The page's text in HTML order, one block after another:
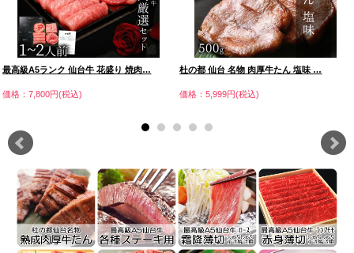
最高級A5ランク 仙台牛 花盛り 焼肉…
価格：7,800円(税込)
杜の都 仙台 名物 肉厚牛たん 塩味 …
価格：5,999円(税込)